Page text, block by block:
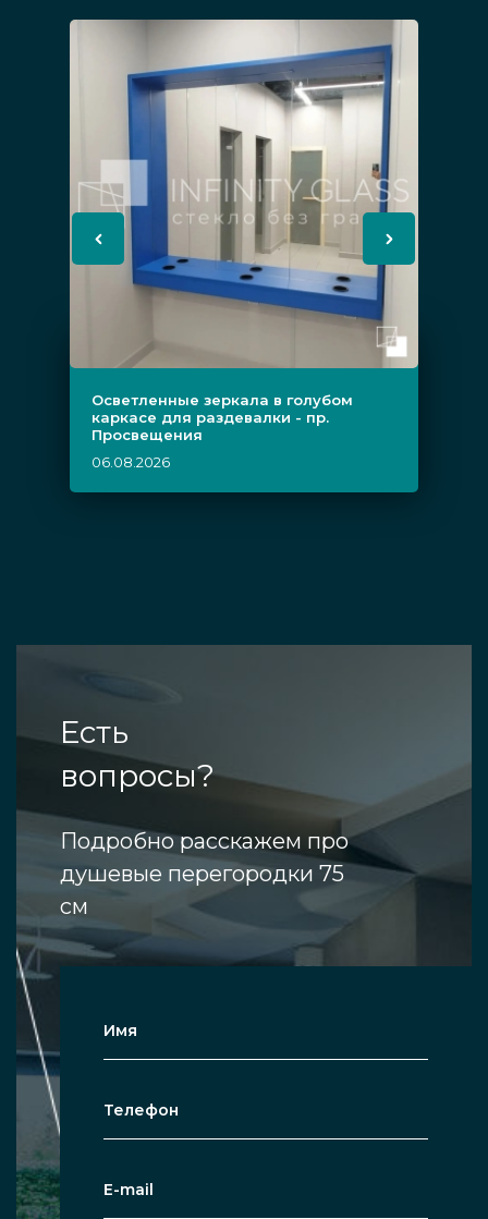
Осветленные зеркала в голубом
каркасе для раздевалки - пр.
Просвещения
06.08.2026
Есть
вопросы?
Подробно расскажем про
душевые перегородки 75
см